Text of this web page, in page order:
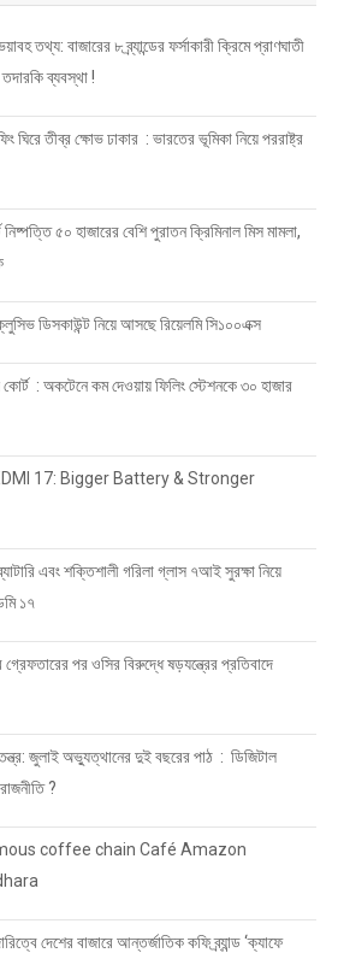
তথ্য: বাজারের ৮ ব্র্যান্ডের ফর্সাকারী ক্রিমে প্রাণঘাতী
তদারকি ব্যবস্থা !
ঘিরে তীব্র ক্ষোভ ঢাকার : ভারতের ভূমিকা নিয়ে পররাষ্ট্র
নিষ্পত্তি ৫০ হাজারের বেশি পুরাতন ক্রিমিনাল মিস মামলা,
ডিসকাউন্ট নিয়ে আসছে রিয়েলমি সি১০০এক্স
: অকটেনে কম দেওয়ায় ফিলিং স্টেশনকে ৩০ হাজার
17: Bigger Battery & Stronger
এবং শক্তিশালী গরিলা গ্লাস ৭আই সুরক্ষা নিয়ে
১৭
পর ওসির বিরুদ্ধে ষড়যন্ত্রের প্রতিবাদে
জুলাই অভ্যুত্থানের দুই বছরের পাঠ : ডিজিটাল
?
coffee chain Café Amazon
দেশের বাজারে আন্তর্জাতিক কফি ব্র্যান্ড ‘ক্যাফে